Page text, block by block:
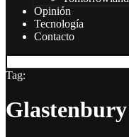
Opinión
Tecnología
Contacto
Tag:
Glastenbury